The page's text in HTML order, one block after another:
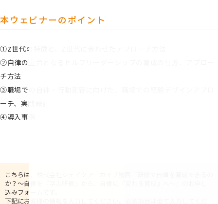
本ウェビナーのポイント
①Z世代の特徴と、Z世代に合わせたアプローチ方法
②自律の土台となるセルフリーダーシップの育成の仕方、アプロー
チ方法
③職場での自律・行動変容に向けた、職場での経験デザインアプロ
ーチ、実践設計
④導入事例